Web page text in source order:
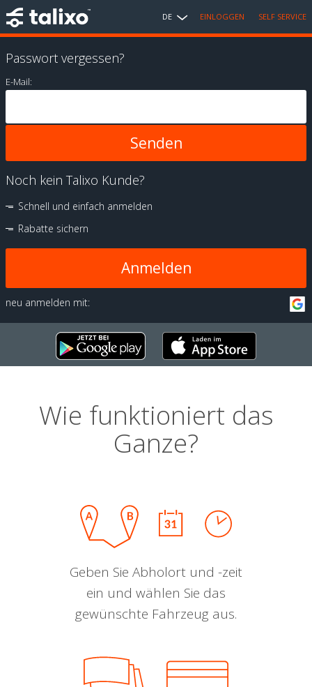
DE EINLOGGEN SELF SERVICE
Passwort vergessen?
E-Mail:
Noch kein Talixo Kunde?
Schnell und einfach anmelden
Rabatte sichern
Anmelden
neu anmelden mit:
Wie funktioniert das
Ganze?
Geben Sie Abholort und -zeit
ein und wählen Sie das
gewünschte Fahrzeug aus.